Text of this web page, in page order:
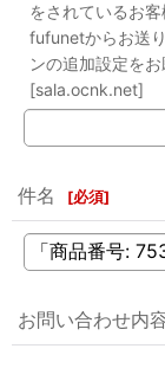
をされているお客
fufunetからお送
ンの追加設定をお
[sala.ocnk.net]
件名 [必須]
お問い合わせ内